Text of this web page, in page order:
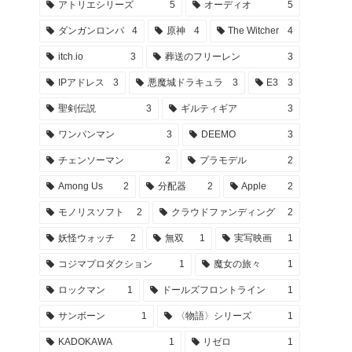
アトリエシリーズ 5 オーディオ 5
ダンガンロンパ 4 原神 4 The Witcher 4
itch.io 3 葬送のフリーレン 3
IPアドレス 3 悪魔城ドラキュラ 3 E3 3
聖剣伝説 3 ギルティギア 3
ワンパンマン 3 DEEMO 3
チェンソーマン 2 プラモデル 2
Among Us 2 分配器 2 Apple 2
モノリスソフト 2 クラウドファンディング 2
妖怪ウォッチ 2 無双 1 実写映画 1
コジマプロダクション 1 魔女の旅々 1
ロックマン 1 ドールズフロントライン 1
サンボーン 1 〈物語〉シリーズ 1
KADOKAWA 1 リゼロ 1